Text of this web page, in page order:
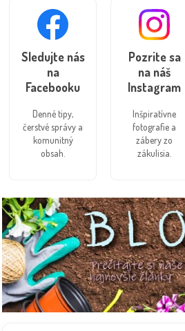
Sledujte nás
na
Facebooku
Denné tipy,
čerstvé správy a
komunitný
obsah.
Pozrite sa
na náš
Instagram
Inšpiratívne
fotografie a
zábery zo
zákulisia.